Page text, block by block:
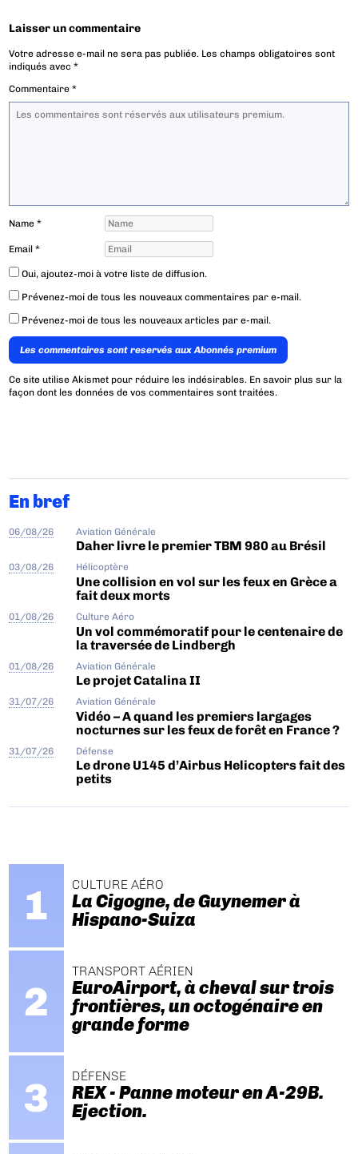
Laisser un commentaire
Votre adresse e-mail ne sera pas publiée. Les champs obligatoires sont
indiqués avec*
Commentaire*
Name*
Email*
Oui, ajoutez-moi à votre liste de diffusion.
Prévenez-moi de tous les nouveaux commentaires par e-mail.
Prévenez-moi de tous les nouveaux articles par e-mail.
Les commentaires sont reservés aux Abonnés premium
Ce site utilise Akismet pour réduire les indésirables. En savoir plus sur la
façon dont les données de vos commentaires sont traitées.
En bref
06/08/26 Aviation Générale
Daher livre le premier TBM 980 au Brésil
03/08/26 Hélicoptère
Une collision en vol sur les feux en Grèce a
fait deux morts
01/08/26 Culture Aéro
Un vol commémoratif pour le centenaire de
la traversée de Lindbergh
01/08/26 Aviation Générale
Le projet Catalina II
31/07/26 Aviation Générale
Vidéo – A quand les premiers largages
nocturnes sur les feux de forêt en France ?
31/07/26 Défense
Le drone U145 d’Airbus Helicopters fait des
petits
CULTURE AÉRO
La Cigogne, de Guynemer à
Hispano-Suiza
TRANSPORT AÉRIEN
EuroAirport, à cheval sur trois
frontières, un octogénaire en
grande forme
DÉFENSE
REX - Panne moteur en A-29B.
Ejection.